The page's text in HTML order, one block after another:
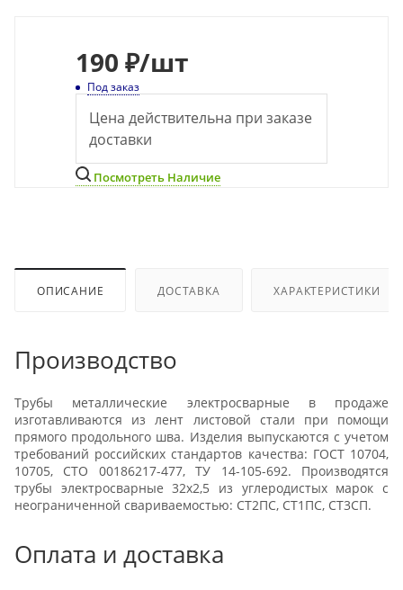
190 ₽/шт
Под заказ
Цена действительна при заказе
доставки
Посмотреть Наличие
ОПИСАНИЕ ДОСТАВКА ХАРАКТЕРИСТИКИ
Производство
Трубы металлические электросварные в продаже
изготавливаются из лент листовой стали при помощи
прямого продольного шва. Изделия выпускаются с учетом
требований российских стандартов качества: ГОСТ 10704,
10705, СТО 00186217-477, ТУ 14-105-692. Производятся
трубы электросварные 32x2,5 из углеродистых марок с
неограниченной свариваемостью: СТ2ПС, СТ1ПС, СТ3СП.
Оплата и доставка